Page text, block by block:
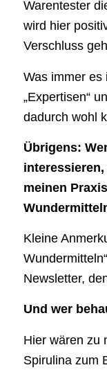
Warentester
wird hier
Verschluss
Was immer es
„Expertisen“
dadurch wohl
Übrigens:
meinen
Kleine
Newsletter,
Und wer
Hier wären zu
Spirulina zum